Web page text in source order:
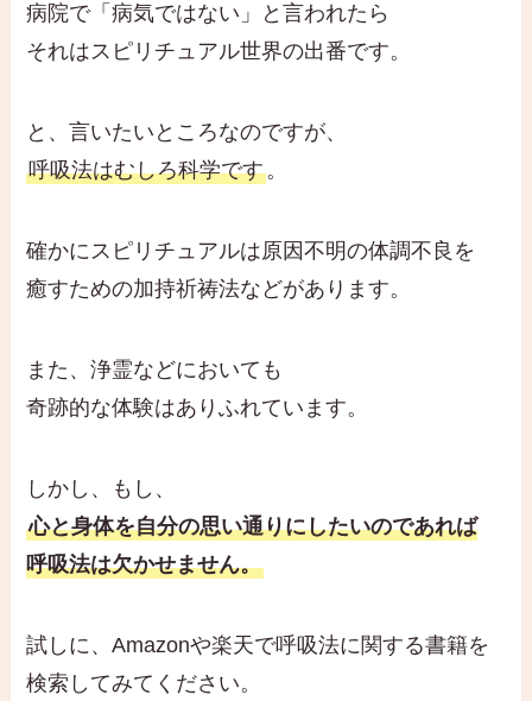
病院で「病気ではない」と言われたら
それはスピリチュアル世界の出番です。
と、言いたいところなのですが、
呼吸法はむしろ科学です。
確かにスピリチュアルは原因不明の体調不良を
癒すための加持祈祷法などがあります。
また、浄霊などにおいても
奇跡的な体験はありふれています。
しかし、もし、
心と身体を自分の思い通りにしたいのであれば
呼吸法は欠かせません。
試しに、Amazonや楽天で呼吸法に関する書籍を
検索してみてください。